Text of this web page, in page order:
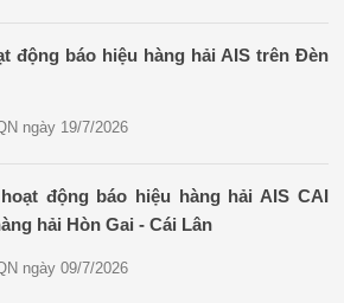
động báo hiệu hàng hải AIS trên Đèn
ngày 19/7/2026
động báo hiệu hàng hải AIS CAI
hải Hòn Gai - Cái Lân
ngày 09/7/2026